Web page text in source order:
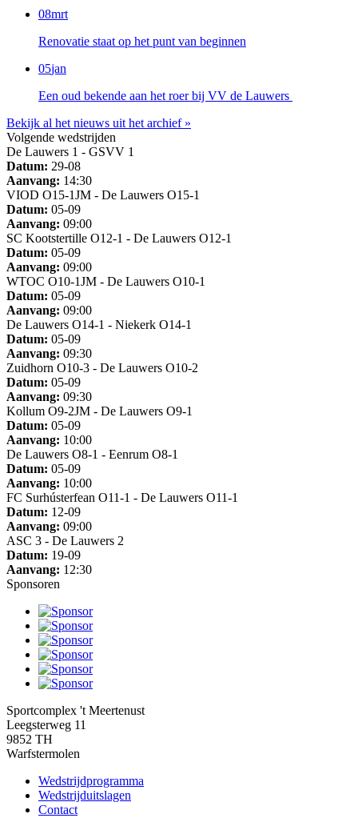
08mrt
Renovatie staat op het punt van beginnen
05jan
Een oud bekende aan het roer bij VV de Lauwers
Bekijk al het nieuws uit het archief »
Volgende wedstrijden
De Lauwers 1 - GSVV 1
Datum: 29-08
Aanvang: 14:30
VIOD O15-1JM - De Lauwers O15-1
Datum: 05-09
Aanvang: 09:00
SC Kootstertille O12-1 - De Lauwers O12-1
Datum: 05-09
Aanvang: 09:00
WTOC O10-1JM - De Lauwers O10-1
Datum: 05-09
Aanvang: 09:00
De Lauwers O14-1 - Niekerk O14-1
Datum: 05-09
Aanvang: 09:30
Zuidhorn O10-3 - De Lauwers O10-2
Datum: 05-09
Aanvang: 09:30
Kollum O9-2JM - De Lauwers O9-1
Datum: 05-09
Aanvang: 10:00
De Lauwers O8-1 - Eenrum O8-1
Datum: 05-09
Aanvang: 10:00
FC Surhústerfean O11-1 - De Lauwers O11-1
Datum: 12-09
Aanvang: 09:00
ASC 3 - De Lauwers 2
Datum: 19-09
Aanvang: 12:30
Sponsoren
Sportcomplex 't Meertenust
Leegsterweg 11
9852 TH
Warfstermolen
Wedstrijdprogramma
Wedstrijduitslagen
Contact